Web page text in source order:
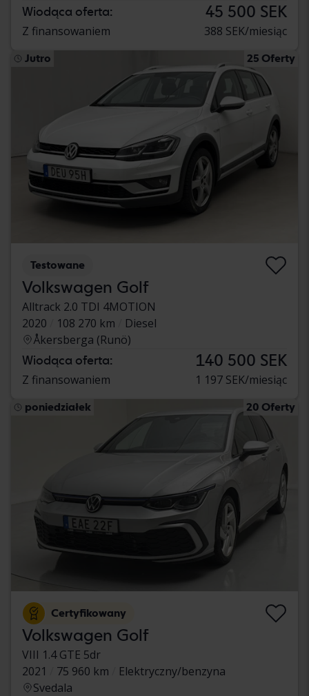
Wiodąca oferta: 45 500 SEK
Z finansowaniem 388 SEK/miesiąc
Jutro 25 Oferty
Testowane
Volkswagen Golf
Alltrack 2.0 TDI 4MOTION
2020
108 270 km
Diesel
Åkersberga (Runö)
Wiodąca oferta: 140 500 SEK
Z finansowaniem 1 197 SEK/miesiąc
poniedziałek 20 Oferty
Certyfikowany
Volkswagen Golf
VIII 1.4 GTE 5dr
2021
75 960 km
Elektryczny/benzyna
Svedala